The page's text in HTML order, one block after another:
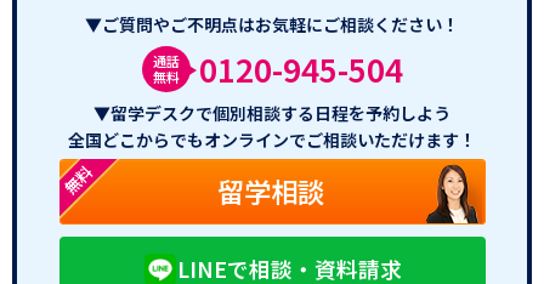
▼ご質問やご不明点はお気軽にご相談ください！
通話
無料
0120-945-504
▼留学デスクで個別相談する日程を予約しよう
全国どこからでもオンラインでご相談いただけます！
無料 留学相談
LINEで相談・資料請求